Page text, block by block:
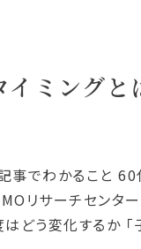
ミング
事でわかること
リサーチセンタ
どう変化するか 「